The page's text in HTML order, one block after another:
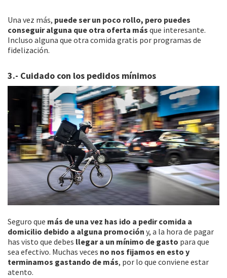
Una vez más, puede ser un poco rollo, pero puedes
conseguir alguna que otra oferta más que interesante.
Incluso alguna que otra comida gratis por programas de
fidelización.
3.- Cuidado con los pedidos mínimos
Seguro que más de una vez has ido a pedir comida a
domicilio debido a alguna promoción y, a la hora de pagar
has visto que debes llegar a un mínimo de gasto para que
sea efectivo. Muchas veces no nos fijamos en esto y
terminamos gastando de más, por lo que conviene estar
atento.